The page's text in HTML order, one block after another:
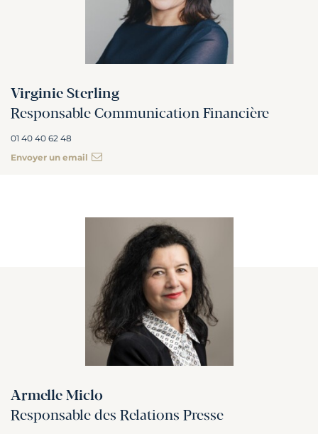
Virginie Sterling
Responsable Communication Financière
01 40 40 62 48
Envoyer un email
Armelle Miclo
Responsable des Relations Presse